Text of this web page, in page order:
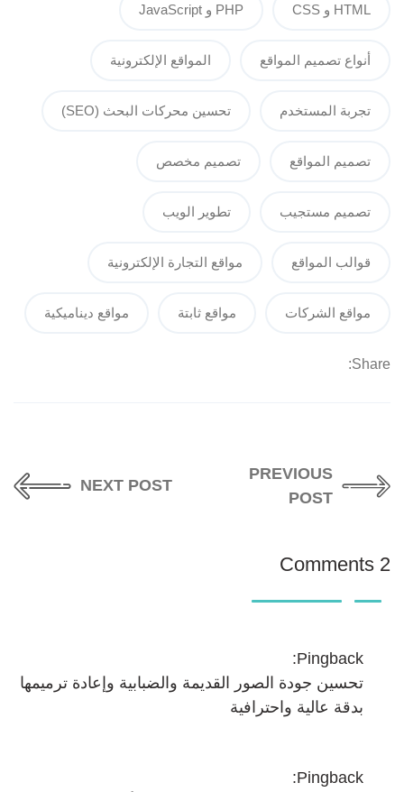
HTML و CSS PHP و JavaScript
أنواع تصميم المواقع المواقع الإلكترونية
تجربة المستخدم تحسين محركات البحث (SEO)
تصميم المواقع تصميم مخصص
تصميم مستجيب تطوير الويب
قوالب المواقع مواقع التجارة الإلكترونية
مواقع الشركات مواقع ثابتة مواقع ديناميكية
Share:
PREVIOUS
POST
NEXT POST
2 Comments
Pingback:
تحسين جودة الصور القديمة والضبابية وإعادة ترميمها
بدقة عالية واحترافية
Pingback: